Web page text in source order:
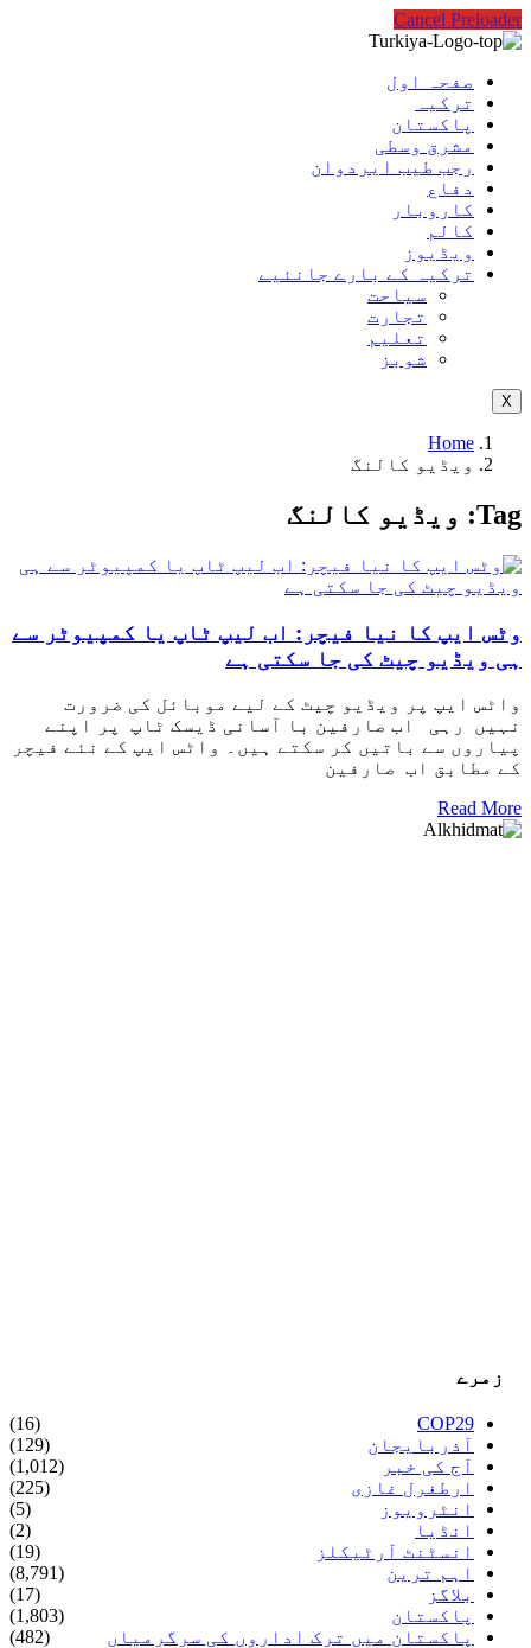
Cancel Preloader
صفحہ اول
ترکیہ
پاکستان
مشرق وسطی
رجب طیب ایردوان
دفاع
کاروبار
کالم
ویڈیوز
ترکیہ کے بارے جانئیے
سیاحت
تجارت
تعلیم
شوبز
X
Home
ویڈیو کالنگ
Tag: ویڈیو کالنگ
وٹس ایپ کا نیا فیچر: اب لیپ ٹاپ یا کمپیوٹر سے
ہی ویڈیو چیٹ کی جا سکتی ہے
واٹس ایپ پر ویڈیو چیٹ کے لیے موبائل کی ضرورت
نہیں رہی اب صارفین با آسانی ڈیسک ٹاپ پر اپنے
پیاروں سے باتیں کر سکتے ہیں۔ واٹس ایپ کے نئے فیچر
کے مطابق اب صارفین
Read More
زمرے
COP29
(16)
آذربایجان
(129)
آج کی خبر
(1,012)
ارطغرل غازی
(225)
انٹرویوز
(5)
انڈیا
(2)
انسٹنٹ آرٹیکلز
(19)
اہم ترین
(8,791)
بلاگز
(17)
پاکستان
(1,803)
پاکستان میں ترک اداروں کی سرگرمیاں
(482)